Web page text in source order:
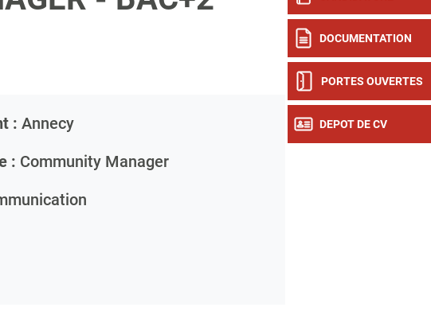
DOCUMENTATION
PORTES OUVERTES
DEPOT DE CV
: Annecy
: Community Manager